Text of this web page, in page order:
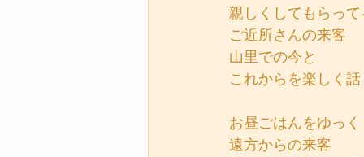
親しくしてもらって
ご近所さんの来客
山里での今と
これからを楽しく
お昼ごはんをゆっ
遠方からの来客